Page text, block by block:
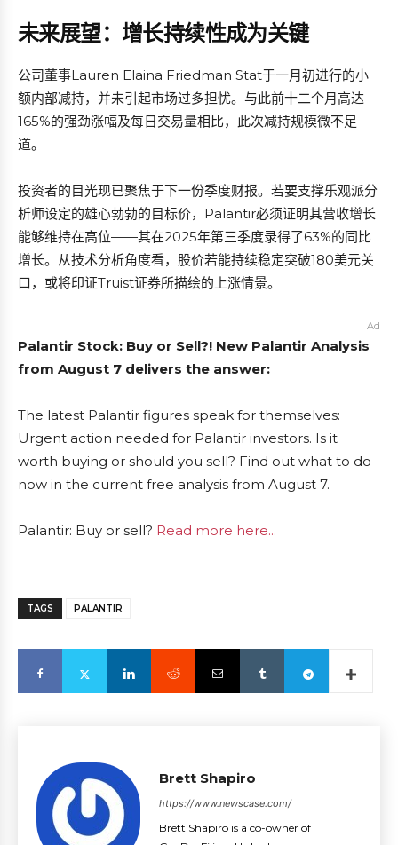
未来展望：增长持续性成为关键
公司董事Lauren Elaina Friedman Stat于一月初进行的小
额内部减持，并未引起市场过多担忧。与此前十二个月高达
165%的强劲涨幅及每日交易量相比，此次减持规模微不足
道。
投资者的目光现已聚焦于下一份季度财报。若要支撑乐观派分
析师设定的雄心勃勃的目标价，Palantir必须证明其营收增长
能够维持在高位——其在2025年第三季度录得了63%的同比
增长。从技术分析角度看，股价若能持续稳定突破180美元关
口，或将印证Truist证券所描绘的上涨情景。
Ad
Palantir Stock: Buy or Sell?! New Palantir Analysis
from August 7 delivers the answer:
The latest Palantir figures speak for themselves:
Urgent action needed for Palantir investors. Is it
worth buying or should you sell? Find out what to do
now in the current free analysis from August 7.
Palantir: Buy or sell? Read more here...
TAGS PALANTIR
Brett Shapiro
https://www.newscase.com/
Brett Shapiro is a co-owner of